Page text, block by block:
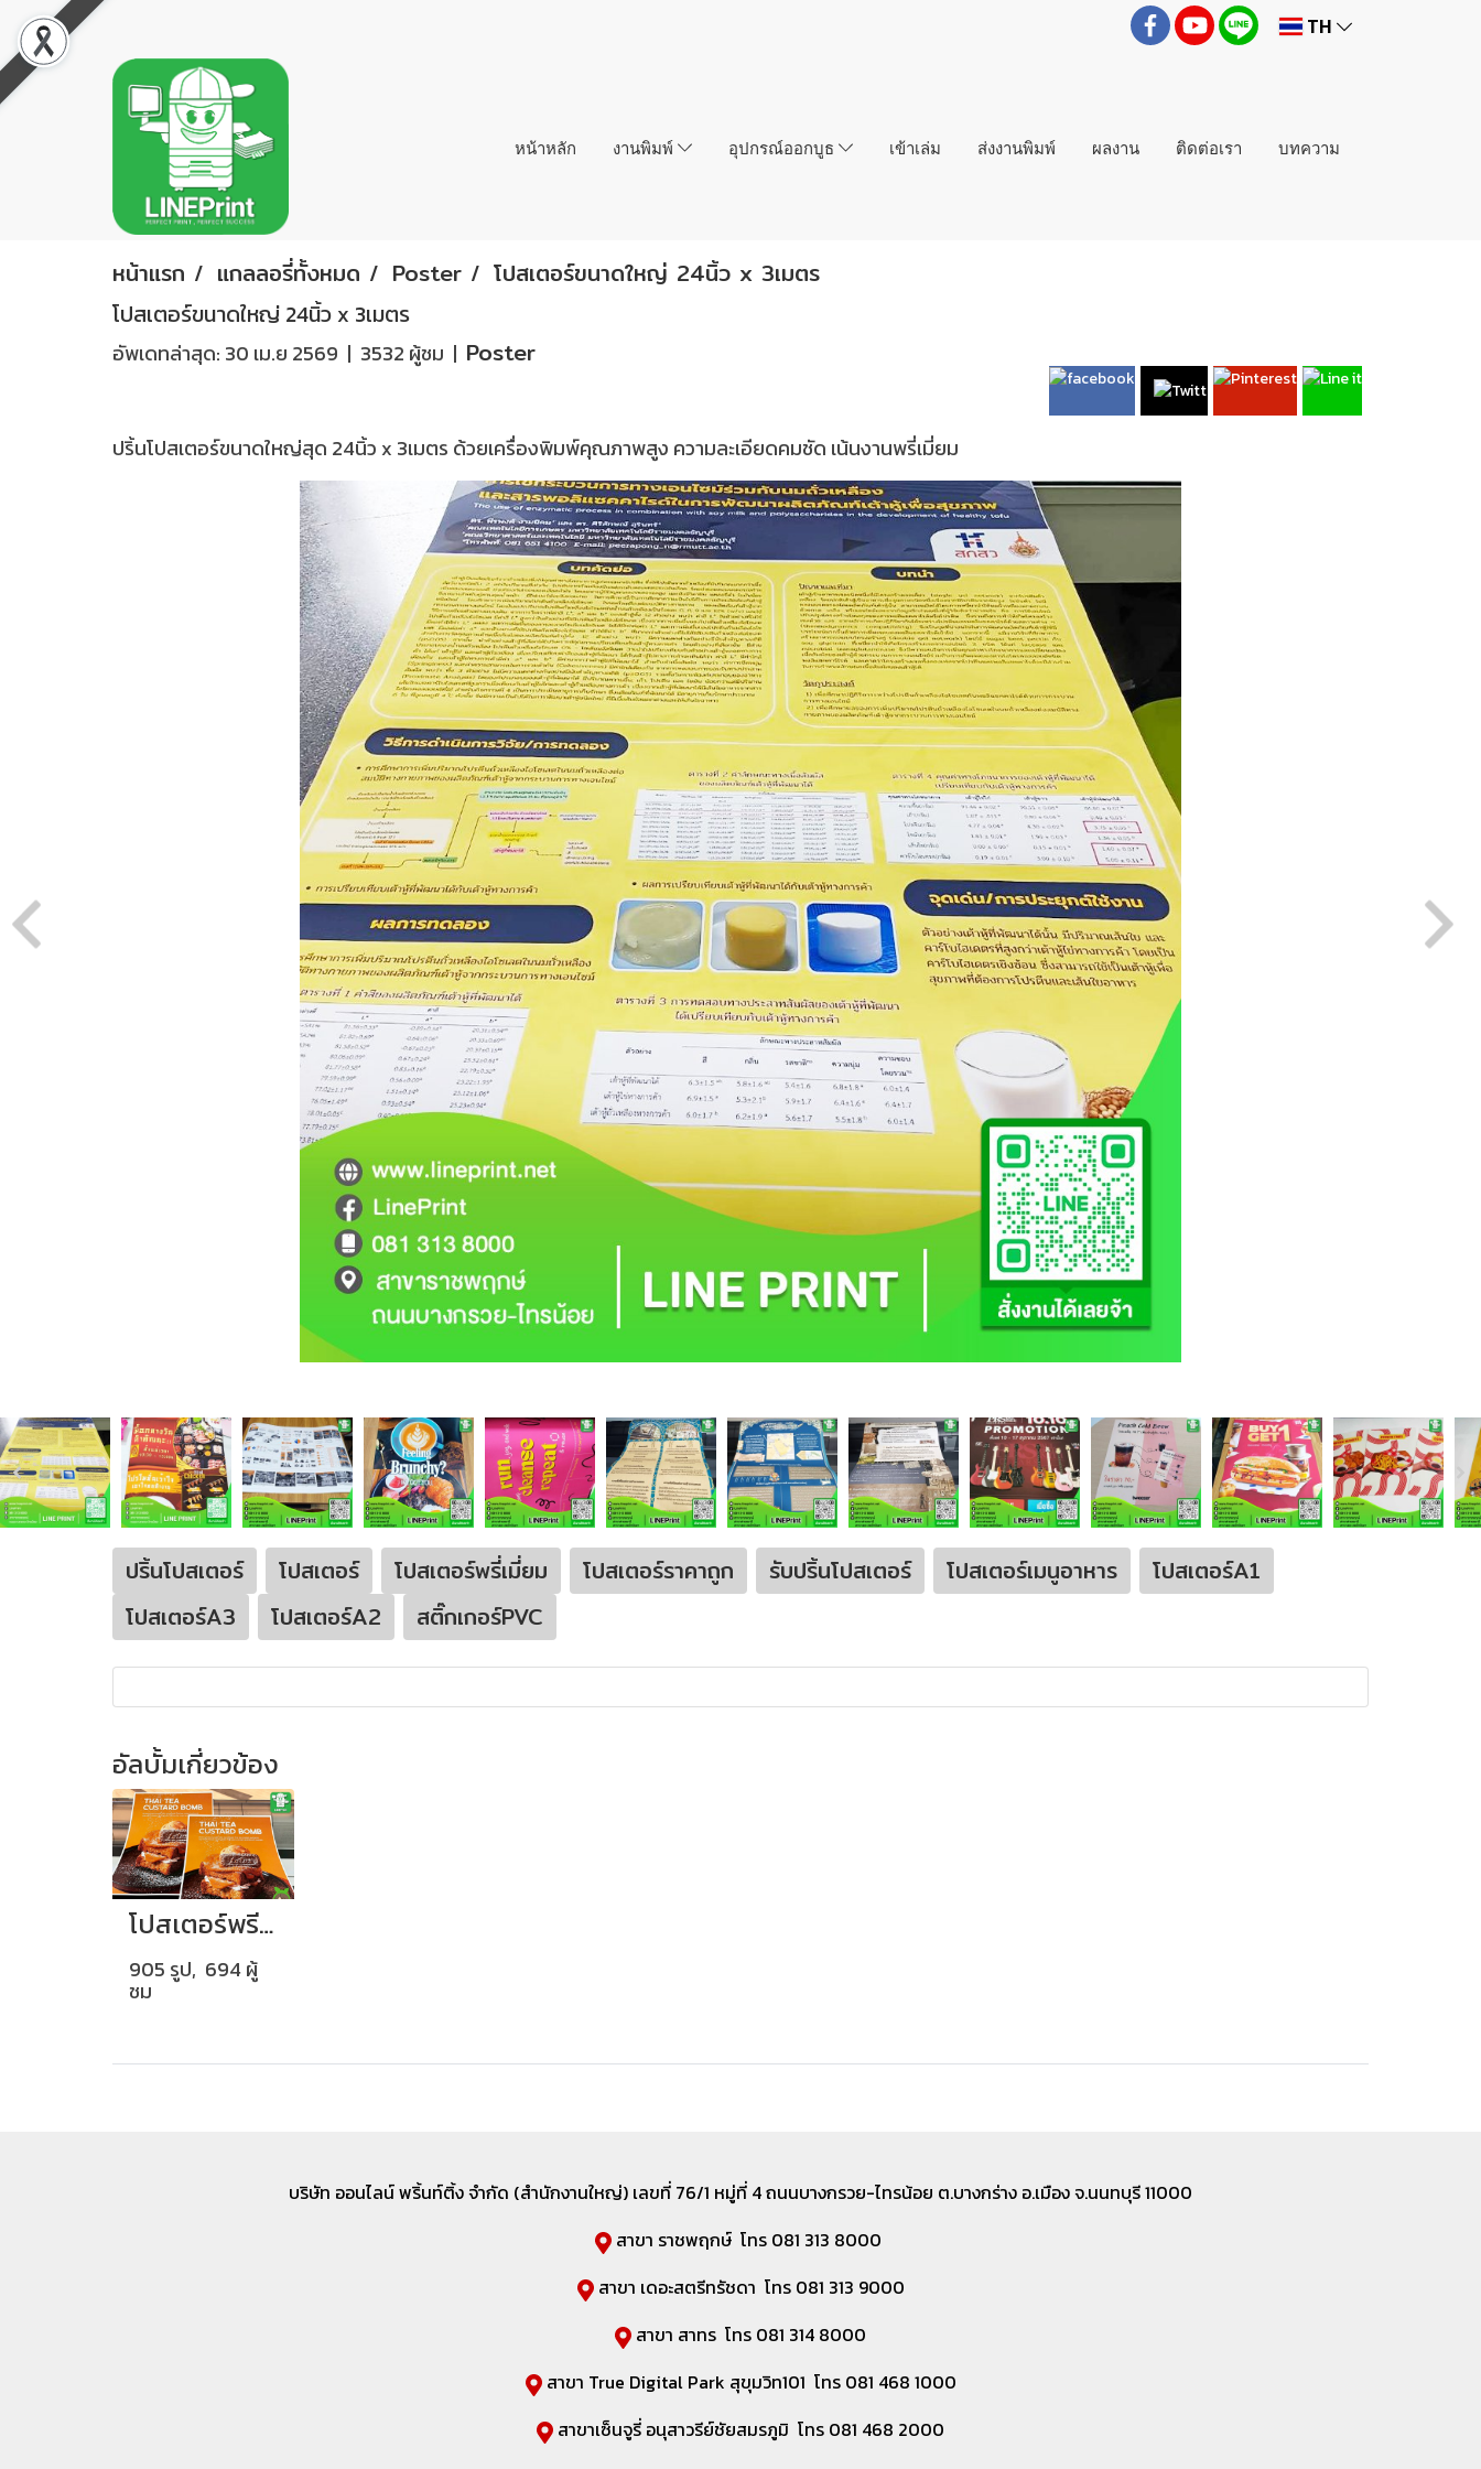
TH
หน้าหลัก งานพิมพ์ อุปกรณ์ออกบูธ เข้าเล่ม ส่งงานพิมพ์ ผลงาน ติดต่อเรา บทความ
หน้าแรก แกลลอรี่ทั้งหมด Poster โปสเตอร์ขนาดใหญ่ 24นิ้ว x 3เมตร
โปสเตอร์ขนาดใหญ่ 24นิ้ว x 3เมตร
อัพเดทล่าสุด: 30 เม.ย 2569 | 3532 ผู้ชม | Poster
ปริ้นโปสเตอร์ขนาดใหญ่สุด 24นิ้ว x 3เมตร ด้วยเครื่องพิมพ์คุณภาพสูง ความละเอียดคมชัด เน้นงานพรี่เมี่ยม
ปริ้นโปสเตอร์ โปสเตอร์ โปสเตอร์พรี่เมี่ยม โปสเตอร์ราคาถูก รับปริ้นโปสเตอร์ โปสเตอร์เมนูอาหาร
โปสเตอร์A1
โปสเตอร์A3
โปสเตอร์A2 สติ๊กเกอร์PVC
อัลบั้มเกี่ยวข้อง
โปสเตอร์พรีเมี่ยม
905 รูป, 694 ผู้
ชม
บริษัท ออนไลน์ พริ้นท์ติ้ง จำกัด (สำนักงานใหญ่) เลขที่ 76/1 หมู่ที่ 4 ถนนบางกรวย-ไทรน้อย ต.บางกร่าง อ.เมือง จ.นนทบุรี 11000
สาขา ราชพฤกษ์ โทร 081 313 8000
สาขา เดอะสตรีทรัชดา โทร 081 313 9000
สาขา สาทร โทร 081 314 8000
สาขา True Digital Park สุขุมวิท101 โทร 081 468 1000
สาขาเซ็นจูรี่ อนุสาวรีย์ชัยสมรภูมิ โทร 081 468 2000